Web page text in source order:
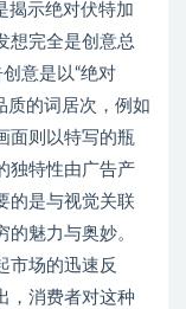
揭示绝对伏特加
想完全是创意总
意是以“绝对
质的词居次，例如
面则以特写的瓶
独特性由广告产
的是与视觉关联
魅力与奥妙。
场的迅速反
，消费者对这种